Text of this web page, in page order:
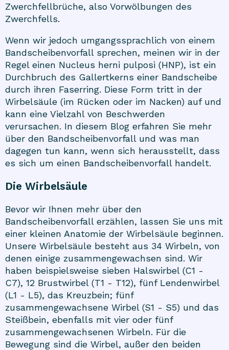
Zwerchfellbrüche, also Vorwölbungen des
Zwerchfells.
Wenn wir jedoch umgangssprachlich von einem
Bandscheibenvorfall sprechen, meinen wir in der
Regel einen Nucleus herni pulposi (HNP), ist ein
Durchbruch des Gallertkerns einer Bandscheibe
durch ihren Faserring. Diese Form tritt in der
Wirbelsäule (im Rücken oder im Nacken) auf und
kann eine Vielzahl von Beschwerden
verursachen. In diesem Blog erfahren Sie mehr
über den Bandscheibenvorfall und was man
dagegen tun kann, wenn sich herausstellt, dass
es sich um einen Bandscheibenvorfall handelt.
Die Wirbelsäule
Bevor wir Ihnen mehr über den
Bandscheibenvorfall erzählen, lassen Sie uns mit
einer kleinen Anatomie der Wirbelsäule beginnen.
Unsere Wirbelsäule besteht aus 34 Wirbeln, von
denen einige zusammengewachsen sind. Wir
haben beispielsweise sieben Halswirbel (C1 -
C7), 12 Brustwirbel (T1 - T12), fünf Lendenwirbel
(L1 - L5), das Kreuzbein; fünf
zusammengewachsene Wirbel (S1 - S5) und das
Steißbein, ebenfalls mit vier oder fünf
zusammengewachsenen Wirbeln. Für die
Bewegung sind die Wirbel, außer den beiden